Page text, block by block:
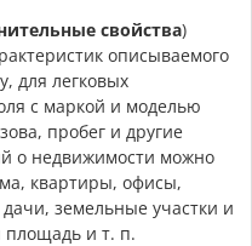
свойства)
описываемого
для легковых
с маркой и моделью
пробег и другие
о недвижимости можно
квартиры, офисы,
земельные участки и
площадь и т. п.